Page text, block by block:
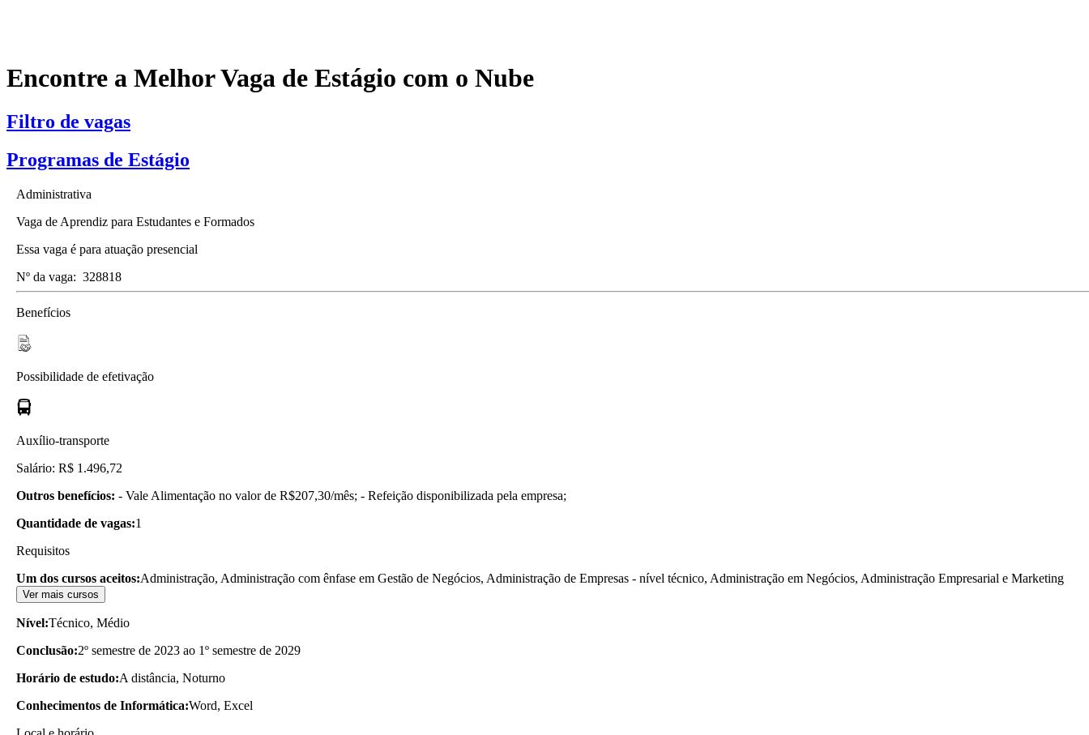
Encontre a Melhor Vaga de Estágio com o Nube
Filtro de vagas
Programas de Estágio
Administrativa
Vaga de Aprendiz para Estudantes e Formados
Essa vaga é para atuação presencial
Nº da vaga: 328818
Benefícios
Possibilidade de efetivação
Auxílio-transporte
Salário: R$ 1.496,72
Outros benefícios: - Vale Alimentação no valor de R$207,30/mês; - Refeição disponibilizada pela empresa;
Quantidade de vagas:1
Requisitos
Um dos cursos aceitos:Administração, Administração com ênfase em Gestão de Negócios, Administração de Empresas - nível técnico, Administração em Negócios, Administração Empresarial e Marketing
Ver mais cursos
Nível:Técnico, Médio
Conclusão:2º semestre de 2023 ao 1º semestre de 2029
Horário de estudo:A distância, Noturno
Conhecimentos de Informática:Word, Excel